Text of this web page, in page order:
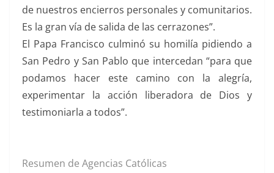
de nuestros encierros personales y comunitarios.
Es la gran vía de salida de las cerrazones”.
El Papa Francisco culminó su homilía pidiendo a
San Pedro y San Pablo que intercedan “para que
podamos hacer este camino con la alegría,
experimentar la acción liberadora de Dios y
testimoniarla a todos”.
Resumen de Agencias Católicas